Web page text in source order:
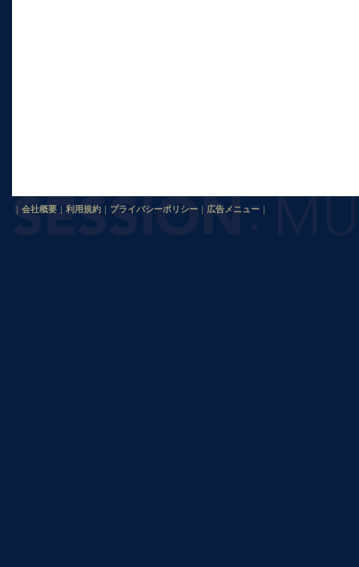
｜ 会社概要 ｜ 利用規約 ｜ プライバシーポリシー ｜ 広告メニュー ｜